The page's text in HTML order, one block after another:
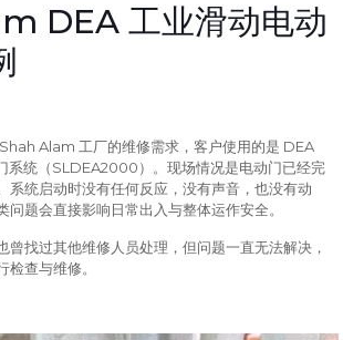
DEA工业滑动电动
Shah Alam 工厂的维修需求，客户使用的是 DEA
系统（SLDEA2000 ）。现场情况是电动门已经完
系统启动时没有任何反应，没有声音，也没有动
问题会直接影响日常出入与整体运作安全。
曾找过其他维修人员处理，但问题一直无法解决，
检查与维修。